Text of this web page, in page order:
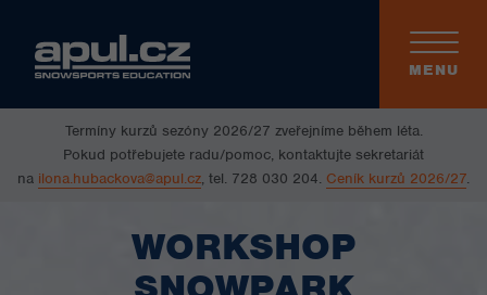
Toggle
MENU
Termíny kurzů sezóny 2026/27 zveřejníme během léta.
Pokud potřebujete radu/pomoc, kontaktujte sekretariát
na ilona.hubackova@apul.cz, tel. 728 030 204. Ceník kurzů 2026/27.
WORKSHOP